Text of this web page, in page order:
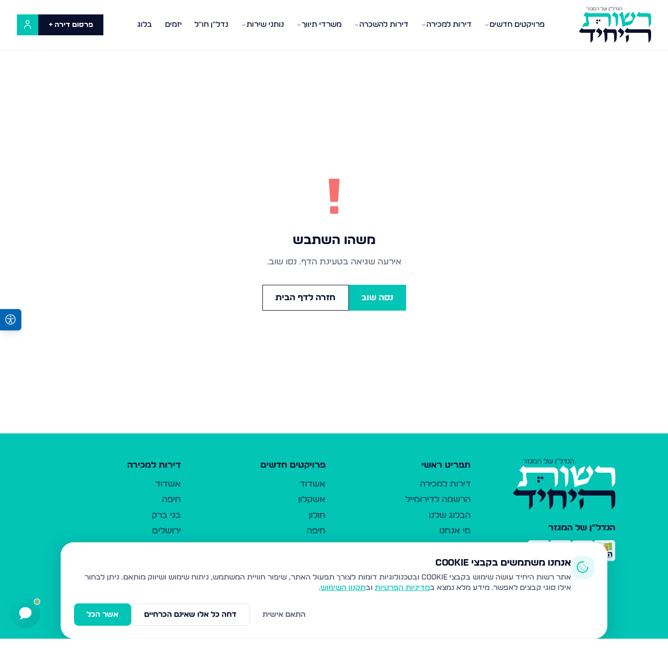
פרויקטים חדשים דירות למכירה דירות להשכרה משרדי תיווך נותני שירות נדל"ן חו"ל יזמים בלוג פרסום דירה +
!
משהו השתבש
אירעה שגיאה בטעינת הדף. נסו שוב.
נסה שוב חזרה לדף הבית
הנדל"ן של המגזר
תפריט ראשי
דירות למכירה
הרשמה לדירומייל
הבלוג שלנו
מי אנחנו
כלי עזר
פרסום ברשות היחיד
משרדי תיווך
פרויקטים חדשים
אשדוד
אשקלון
חולון
חיפה
נהריה
עמנואל
דירות למכירה
אשדוד
חיפה
בני ברק
ירושלים
בית שמש
ביתר עילית
אנחנו משתמשים בקבצי Cookie
אתר רשות היחיד עושה שימוש בקבצי Cookie ובטכנולוגיות דומות לצורך תפעול האתר, שיפור חוויית המשתמש, ניתוח שימוש ושיווק מותאם.
ניתן לבחור
אילו סוגי קבצים לאפשר. מידע מלא נמצא במדיניות הפרטיות ובתקנון השימוש.
אשר הכל דחה כל אלו שאינם הכרחיים התאם אישית